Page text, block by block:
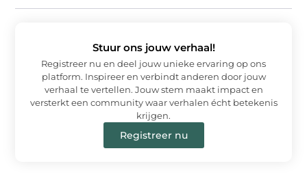
Stuur ons jouw verhaal!
Registreer nu en deel jouw unieke ervaring op ons
platform. Inspireer en verbindt anderen door jouw
verhaal te vertellen. Jouw stem maakt impact en
versterkt een community waar verhalen écht betekenis
krijgen.
Registreer nu